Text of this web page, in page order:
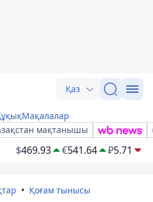
Қаз
Мақалалар
мақтанышы
$469.93 €541.64 ₽5.71
Қоғам тынысы